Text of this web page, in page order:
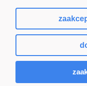
Sklep